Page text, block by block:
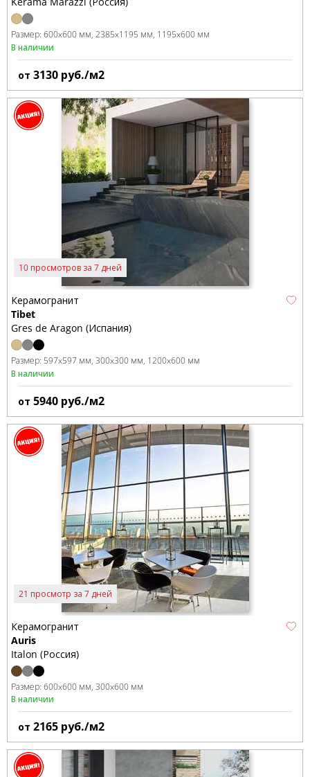
Размер: 600x600 мм 2385x1195 мм 1195x600 мм
В наличии
от 3130 руб./м2
10 просмотров за 7 дней
Керамогранит
Tibet
Gres de Aragon (Испания)
Размер: 597x597 мм 300x300 мм 1200x600 мм
В наличии
от 5940 руб./м2
21 просмотр за 7 дней
Керамогранит
Auris
Italon (Россия)
Размер: 600x600 мм 300x600 мм
В наличии
от 2165 руб./м2